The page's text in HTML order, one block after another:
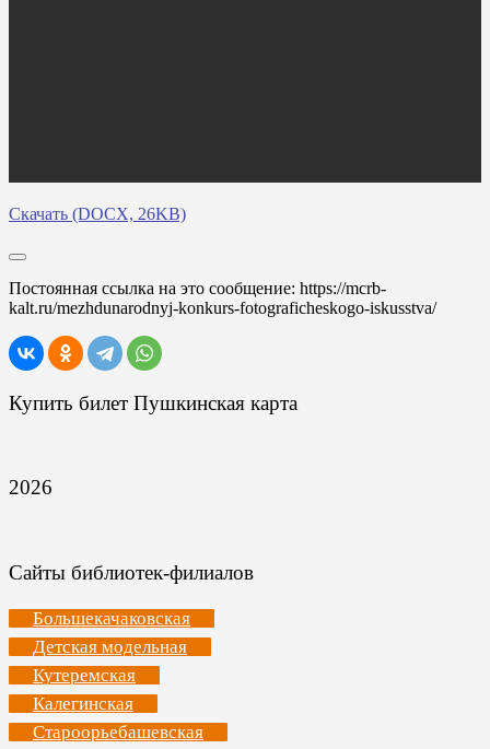
Скачать (DOCX, 26KB)
Постоянная ссылка на это сообщение: https://mcrb-
kalt.ru/mezhdunarodnyj-konkurs-fotograficheskogo-iskusstva/
Купить билет Пушкинская карта
2026
Сайты библиотек-филиалов
Большекачаковская
Детская модельная
Кутеремская
Калегинская
Староорьебашевская